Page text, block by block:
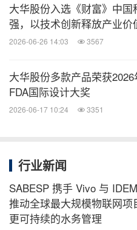
大华股份入选《财富》中国
强，以技术创新释放产业价
2026-06-26 14:03 3567
大华股份多款产品荣获
FDA国际设计大奖
2026-06-17 10:24 3351
行业新闻
SABESP 携手 Vivo 与
推动全球最大规模物联网项
更可持续的水务管理